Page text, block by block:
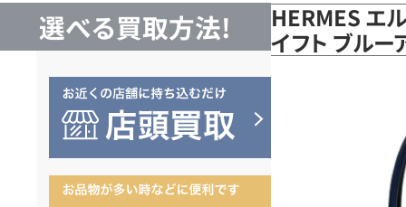
選べる買取方法!
HERMES エ
イフト ブル